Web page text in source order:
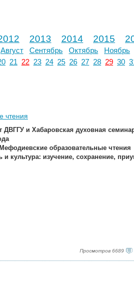
2013 2014 2015
Август Сентябрь Октябрь Ноябрь
21 22 23 24 25 26 27 28 29 30
чтения
ДВГГУ и Хабаровская духовная
образовательные чтения
и культура: изучение, сохранение,
Просмотров 6689